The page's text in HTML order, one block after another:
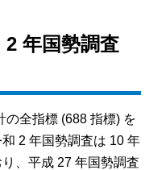
年国勢調査
の全指標 (688 指標) を
2 年国勢調査は 10 年
、平成 27 年国勢調査